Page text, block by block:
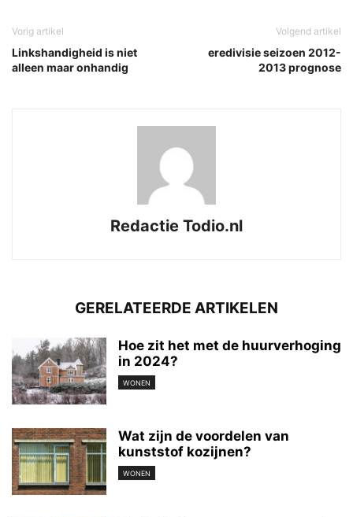
Vorig artikel
Linkshandigheid is niet
alleen maar onhandig
Volgend artikel
eredivisie seizoen 2012-
2013 prognose
Redactie Todio.nl
GERELATEERDE ARTIKELEN
Hoe zit het met de huurverhoging
in 2024?
WONEN
Wat zijn de voordelen van
kunststof kozijnen?
WONEN